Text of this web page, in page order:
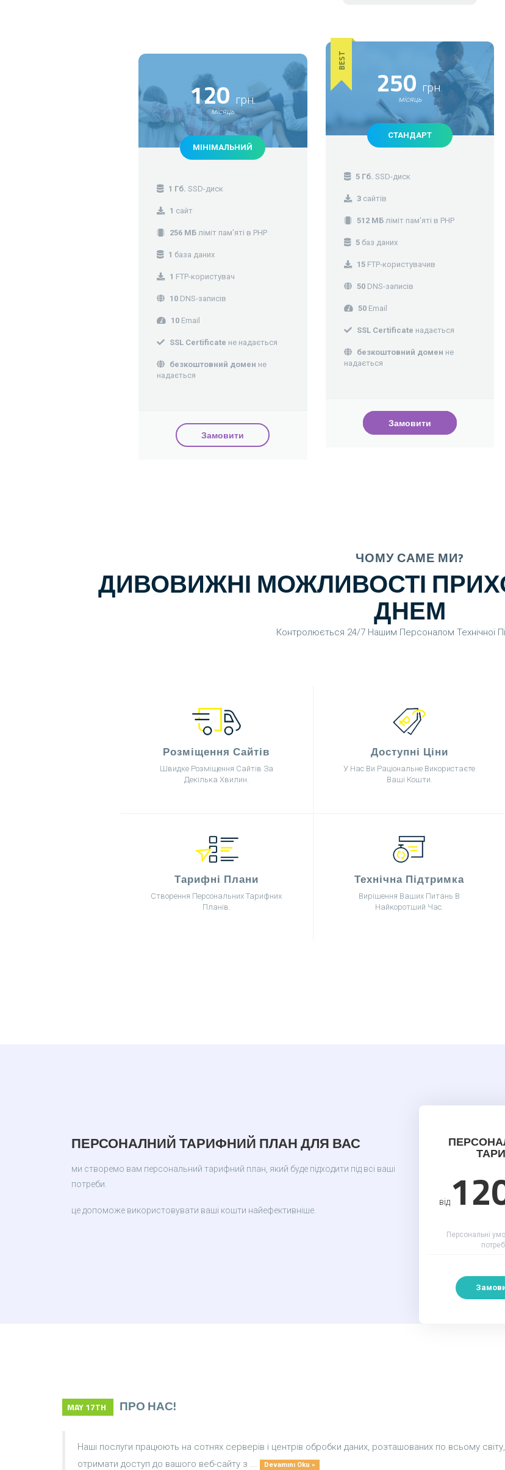
120 грн.
місяць
МІНІМАЛЬНИЙ
1 Гб. SSD-диск
1 сайт
256 МБ ліміт пам'яті в PHP
1 база даних
1 FTP-користувач
10 DNS-записів
10 Email
SSL Certificate не надається
безкоштовний домен не
надається
Замовити
BEST
250 грн.
місяць
СТАНДАРТ
5 Гб. SSD-диск
3сайтів
512 МБліміт пам'яті в PHP
5баз даних
15FTP-користувачив
50DNS-записів
50Email
SSL Certificate надається
безкоштовний домен не
надається
Замовити
ЧОМУ САМЕ МИ?
ДИВОВИЖНІ МОЖЛИВОСТІ
ДНЕМ
Контролюється 24/7 Нашим Персоналом Технічної
Розміщення Сайтів
Швидке Розміщення Сайтів За
Декілька Хвилин.
Доступні Ціни
У Нас Ви Раціональне Використаєте
Ваші Кошти.
Тарифні Плани
Створення Персональних Тарифних
Планів.
Технічна Підтримка
Вирішення Ваших Питань В
Найкоротший Час.
ПЕРСОНАЛНИЙ ТАРИФНИЙ ПЛАН ДЛЯ ВАС
ми створемо вам персональний тарифний план, який буде підходити під всі ваші
потреби.
це допоможе використовувати ваші кошти найефективніше.
від
Персональні
MAY 17TH ПРО НАС!
Наші послуги працюють на сотнях серверів і центрів обробки даних, розташованих по всьому
отримати доступ до вашого веб-сайту з ...
Devamını Oku »